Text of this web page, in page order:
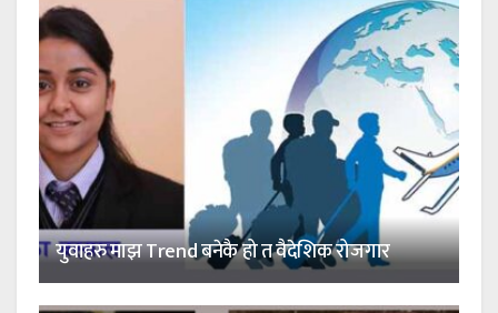
युवाहरु माझ Trend बनेकै हो त वैदेशिक रोजगार